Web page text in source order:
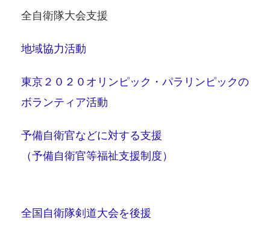
全自衛隊大会支援
地域協力活動
東京２０２０オリンピック・パラリンピックの
ボランティア活動
予備自衛官などに対する支援
（予備自衛官等福祉支援制度）
全国自衛隊剣道大会を後援